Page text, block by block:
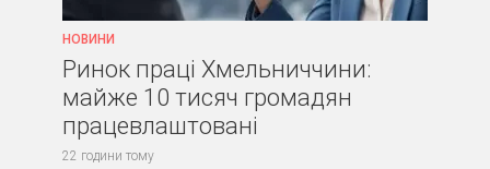
НОВИНИ
Ринок праці Хмельниччини:
майже 10 тисяч громадян
працевлаштовані
22 години тому